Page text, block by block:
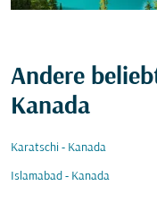
Andere
Kanada
Karatschi - Kanada
Islamabad - Kanada